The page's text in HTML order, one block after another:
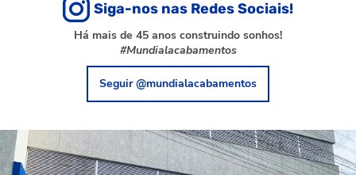
Siga-nos nas Redes Sociais!
Há mais de 45 anos construindo sonhos!
#Mundialacabamentos
Seguir @mundialacabamentos